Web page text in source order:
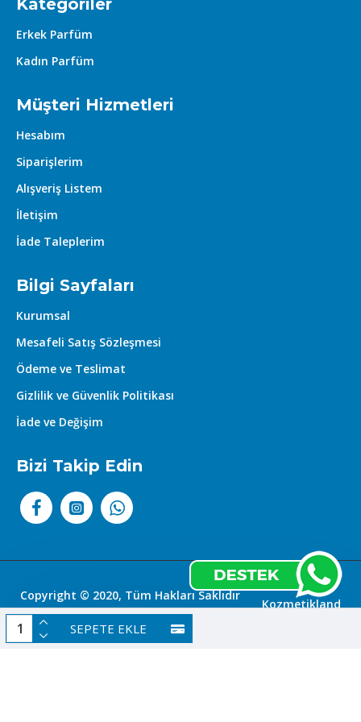
SEPETE EKLE
Kategoriler
Erkek Parfüm
Kadın Parfüm
Müşteri Hizmetleri
Hesabım
Siparişlerim
Alışveriş Listem
İletişim
İade Taleplerim
Bilgi Sayfaları
Kurumsal
Mesafeli Satış Sözleşmesi
Ödeme ve Teslimat
Gizlilik ve Güvenlik Politikası
İade ve Değişim
Bizi Takip Edin
Copyright © 2020, Tüm Hakları Saklıdır
|
Kozmetikland